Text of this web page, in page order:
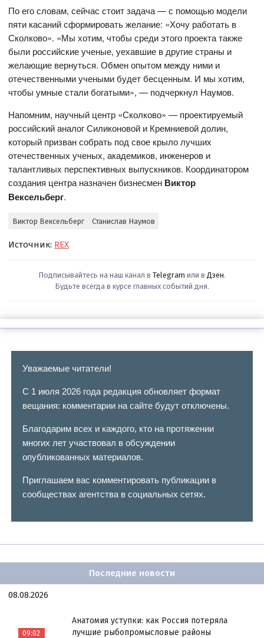
По его словам, сейчас стоит задача — с помощью модели
пяти касаний сформировать желание: «Хочу работать в
Сколково». «Мы хотим, чтобы среди этого проекта также
были российские ученые, уехавшие в другие страны и
желающие вернуться. Обмен опытом между ними и
отечественными учеными будет бесценным. И мы хотим,
чтобы умные стали богатыми», — подчеркнул Наумов.
Напомним, научный центр «Сколково» — проектируемый
российский аналог Силиконовой и Кремниевой долин,
который призван собрать под свое крыло лучших
отечественных ученых, академиков, инженеров и
талантливых перспективных выпускников. Координатором
создания центра назначен бизнесмен Виктор
Вексельберг.
Виктор Вексельберг Станислав Наумов
Источник: REX
Подписывайтесь на наш канал в Telegram или в Дзен.
Будьте всегда в курсе главных событий дня.
Уважаемые читатели!
С 1 июля 2026 года редакция обновляет формат
вещания: комментарии на сайте будут отключены.
Благодарим всех и каждого, кто на протяжении
многих лет участвовал в обсуждении
опубликованных материалов.
Приглашаем вас комментировать публикации в
сообществах агентства в социальных сетях.
Последние новости
08.08.2026
09:02
Анатомия уступки: как Россия потеряла
лучшие рыбопромысловые районы